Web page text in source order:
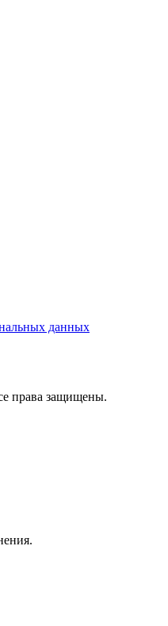
данных
права защищены.